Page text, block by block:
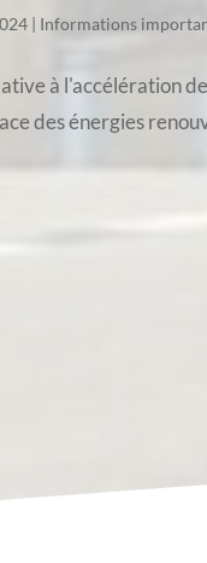
| Informations
à l'accélération
des énergies